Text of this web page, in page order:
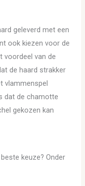
geleverd met een
ook kiezen voor de
voordeel van de
de haard strakker
vlammenspel
dat de chamotte
gekozen kan
keuze? Onder